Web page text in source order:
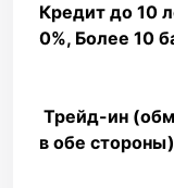
Кредит до 10
0%, Более 10
Трейд-ин
в обе